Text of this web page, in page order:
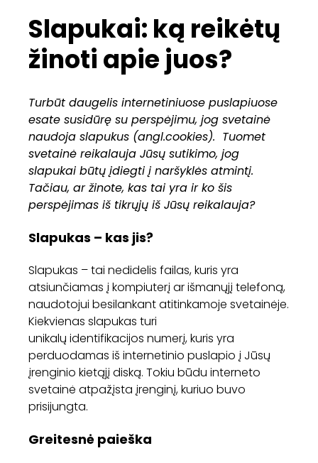
Slapukai: ką reikėtų
žinoti apie juos?
Turbūt daugelis internetiniuose puslapiuose
esate susidūrę su perspėjimu, jog svetainė
naudoja slapukus (angl.cookies). Tuomet
svetainė reikalauja Jūsų sutikimo, jog
slapukai būtų įdiegti į naršyklės atmintį.
Tačiau, ar žinote, kas tai yra ir ko šis
perspėjimas iš tikrųjų iš Jūsų reikalauja?
Slapukas – kas jis?
Slapukas – tai nedidelis failas, kuris yra
atsiunčiamas į kompiuterį ar išmanųjį telefoną,
naudotojui besilankant atitinkamoje svetainėje.
Kiekvienas slapukas turi
unikalų identifikacijos numerį, kuris yra
perduodamas iš internetinio puslapio į Jūsų
įrenginio kietąjį diską. Tokiu būdu interneto
svetainė atpažįsta įrenginį, kuriuo buvo
prisijungta.
Greitesnė paieška